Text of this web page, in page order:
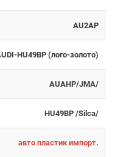
AU2AP
HU49BP (лого-золото)
AUAHP/JMA/
HU49BP /Silca/
авто пластик импорт.